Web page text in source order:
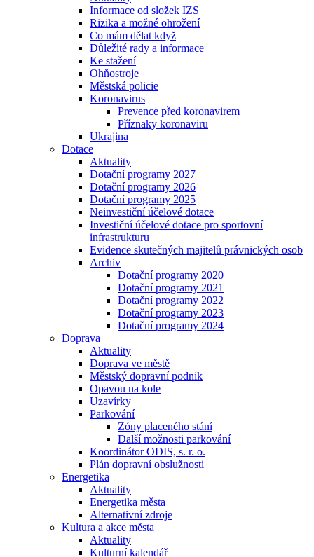
Informace od složek IZS
Rizika a možné ohrožení
Co mám dělat když
Důležité rady a informace
Ke stažení
Ohňostroje
Městská policie
Koronavirus
Prevence před koronavirem
Příznaky koronaviru
Ukrajina
Dotace
Aktuality
Dotační programy 2027
Dotační programy 2026
Dotační programy 2025
Neinvestiční účelové dotace
Investiční účelové dotace pro sportovní
infrastrukturu
Evidence skutečných majitelů právnických osob
Archiv
Dotační programy 2020
Dotační programy 2021
Dotační programy 2022
Dotační programy 2023
Dotační programy 2024
Doprava
Aktuality
Doprava ve městě
Městský dopravní podnik
Opavou na kole
Uzavírky
Parkování
Zóny placeného stání
Další možnosti parkování
Koordinátor ODIS, s. r. o.
Plán dopravní obslužnosti
Energetika
Aktuality
Energetika města
Alternativní zdroje
Kultura a akce města
Aktuality
Kulturní kalendář